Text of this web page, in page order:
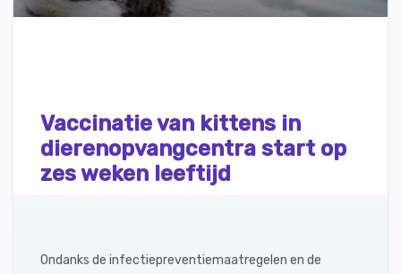
Vaccinatie van kittens in
dierenopvangcentra start op
zes weken leeftijd
Ondanks de infectiepreventiemaatregelen en de